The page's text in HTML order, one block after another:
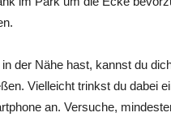
der Nähe hast, kannst du
Vielleicht trinkst du dabei
an. Versuche,